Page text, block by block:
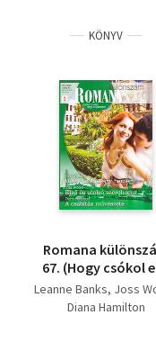
KÖNYV
Romana
67. (Hogy csókol
herceg? + Első
utolsó szerelmem +
Leanne Banks Joss
Diana Hamilton